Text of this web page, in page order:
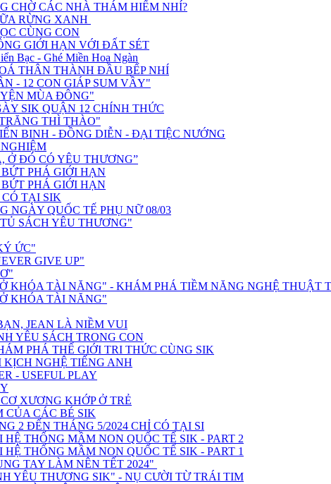
CHỜ CÁC NHÀ THÁM HIỂM NHÍ?
RỪNG XANH
CÙNG CON
GIỚI HẠN VỚI ĐẤT SÉT
Bạc - Ghé Miền Hoa Ngàn
THÂN THÀNH ĐẦU BẾP NHÍ
- 12 CON GIÁP SUM VẦY"
MÙA ĐÔNG"
SIK QUẬN 12 CHÍNH THỨC
THÌ THÀO"
BINH - ĐỒNG DIỄN - ĐẠI TIỆC NƯỚNG
Ở ĐÓ CÓ YÊU THƯƠNG”
PHÁ GIỚI HẠN
PHÁ GIỚI HẠN
TẠI SIK
NGÀY QUỐC TẾ PHỤ NỮ 08/03
SÁCH YÊU THƯƠNG"
ỨC"
GIVE UP"
KHÓA TÀI NĂNG" - KHÁM PHÁ TIỀM NĂNG NGHỆ THUẬT
KHÓA TÀI NĂNG"
JEAN LÀ NIỀM VUI
YÊU SÁCH TRONG CON
PHÁ THẾ GIỚI TRI THỨC CÙNG SIK
KỊCH NGHỆ TIẾNG ANH
- USEFUL PLAY
XƯƠNG KHỚP Ở TRẺ
CÁC BÉ SIK
2 ĐẾN THÁNG 5/2024 CHỈ CÓ TẠI SI
THỐNG MẦM NON QUỐC TẾ SIK - PART 2
THỐNG MẦM NON QUỐC TẾ SIK - PART 1
TAY LÀM NÊN TẾT 2024"
YÊU THƯƠNG SIK" - NỤ CƯỜI TỪ TRÁI TIM